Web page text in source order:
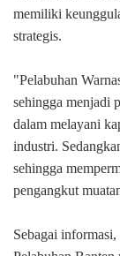
memiliki
strategis.
"Pelabuhan
sehingga menjadi
dalam melayani
industri.
sehingga
pengangkut
Sebagai